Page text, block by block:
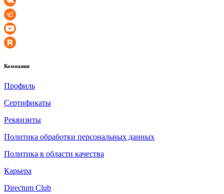
Компания
Профиль
Сертификаты
Реквизиты
Политика обработки персональных данных
Политика в области качества
Карьера
Directum Club